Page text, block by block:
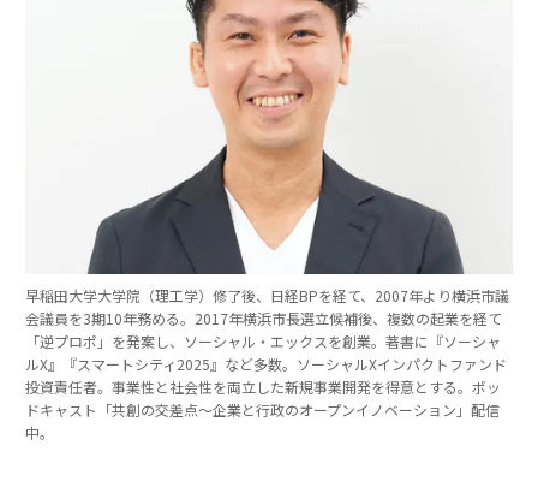
早稲田大学大学院（理工学）修了後、日経BPを経て、2007年より横浜市議
会議員を3期10年務める。2017年横浜市長選立候補後、複数の起業を経て
「逆プロポ」を発案し、ソーシャル・エックスを創業。著書に『ソーシャ
ルX』『スマートシティ2025』など多数。ソーシャルXインパクトファンド
投資責任者。事業性と社会性を両立した新規事業開発を得意とする。ポッ
ドキャスト「共創の交差点〜企業と行政のオープンイノベーション」配信
中。